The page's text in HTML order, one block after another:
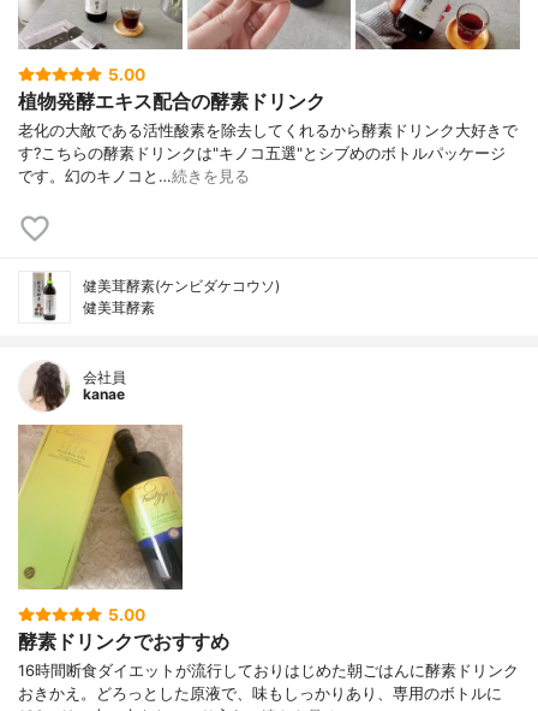
5.00
植物発酵エキス配合の酵素ドリンク
老化の大敵である活性酸素を除去してくれるから 酵素ドリンク大好きで
す? こちらの酵素ドリンクは "キノコ五選"とシブめのボトルパッケージ
です。 幻のキノコと…続きを見る
健美茸酵素(ケンビダケコウソ)
健美茸酵素
会社員
kanae
5.00
酵素ドリンクでおすすめ
16時間断食ダイエットが流行しておりはじめた朝ごはんに酵素ドリンク
おきかえ。どろっとした原液で、味もしっかりあり、専用のボトルに